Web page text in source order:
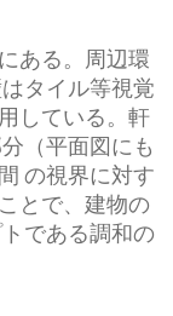
ある。周辺環
タイル等視覚
している。軒
（平面図にも
の視界に対す
とで、建物の
である調和の